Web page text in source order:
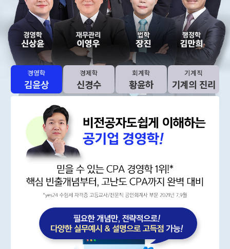
경영학
김윤상
경제학
신경수
회계학
황윤하
기계직
기계의 진리